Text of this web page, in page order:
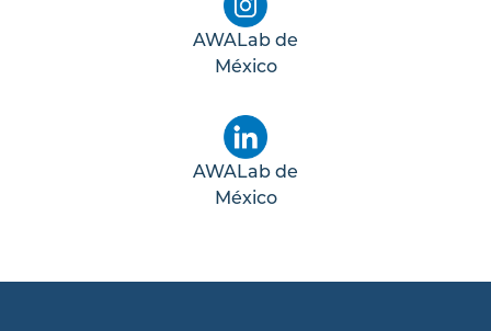
AWALab de
México
AWALab de
México